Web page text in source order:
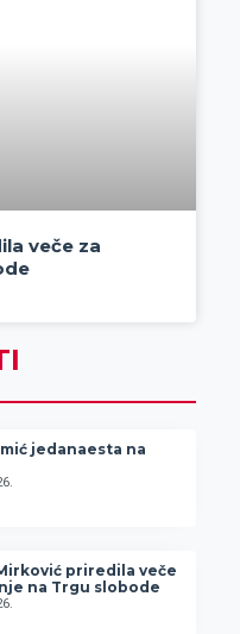
veče za
jedanaesta na
priredila veče
na Trgu slobode